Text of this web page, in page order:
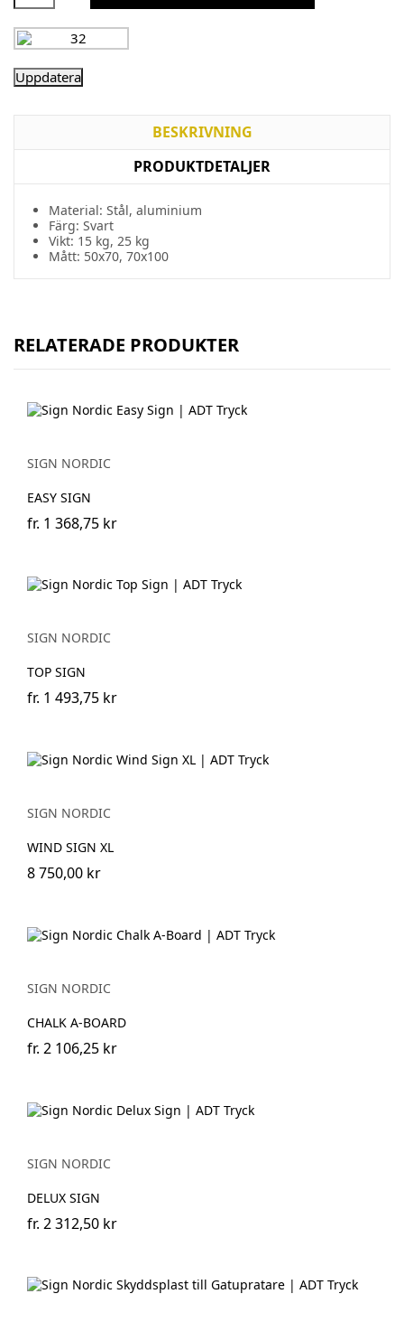
BESKRIVNING
PRODUKTDETALJER
Material: Stål, aluminium
Färg: Svart
Vikt: 15 kg, 25 kg
Mått: 50x70, 70x100
RELATERADE PRODUKTER
SIGN NORDIC
EASY SIGN
fr. 1 368,75 kr
SIGN NORDIC
TOP SIGN
fr. 1 493,75 kr
SIGN NORDIC
WIND SIGN XL
8 750,00 kr
SIGN NORDIC
CHALK A-BOARD
fr. 2 106,25 kr
SIGN NORDIC
DELUX SIGN
fr. 2 312,50 kr